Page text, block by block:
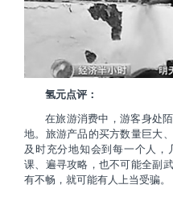
氢元点评：
在旅游消费中，游客身处
地。旅游产品的买方数量巨大
及时充分地知会到每一个人，
课、遍寻攻略，也不可能全副
有不畅，就可能有人上当受骗。